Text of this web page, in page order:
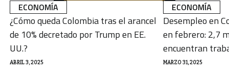
ECONOMÍA
ABRIL 3, 2025
¿Cómo queda Colombia tras el arancel
de 10% decretado por Trump en EE.
UU.?
ECONOMÍA
MARZO 31, 2025
Desempleo en
en febrero: 2,7
encuentran